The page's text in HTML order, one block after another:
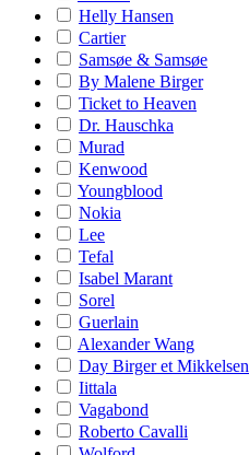
Helly Hansen
Cartier
Samsøe & Samsøe
By Malene Birger
Ticket to Heaven
Dr. Hauschka
Murad
Kenwood
Youngblood
Nokia
Lee
Tefal
Isabel Marant
Sorel
Guerlain
Alexander Wang
Day Birger et Mikkelsen
Iittala
Vagabond
Roberto Cavalli